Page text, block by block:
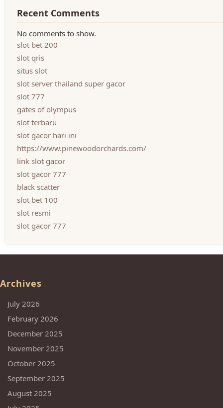
Recent Comments
No comments to show.
slot bet 200
slot qris
situs slot
slot server thailand super gacor
slot 777
gates of olympus
slot terbaru
slot gacor hari ini
https://www.pinewoodorchards.com/
link slot gacor
slot gacor 777
black scatter
slot bet 100
slot resmi
slot gacor 777
Archives
July 2026
February 2026
December 2025
November 2025
October 2025
September 2025
August 2025